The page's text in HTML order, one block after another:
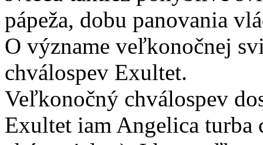
pápeža, dobu panovania
O význame veľkonočnej
chválospev Exultet.
Veľkonočný chválospev
Exultet iam Angelica turba